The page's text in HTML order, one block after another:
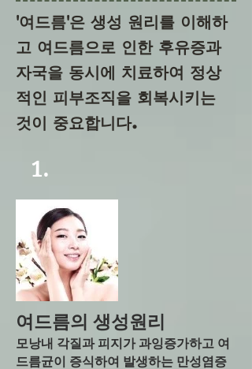
​'여드름'은 생성 원리를 이해하
고 여드름으로 인한 후유증과
자국을 동시에 치료하여 정상
적인 피부조직을 회복시키는
것이 중요합니다.
1.
여드름의 생성원리
모낭내 각질과 피지가 과잉증가하고 여
드름균이 증식하여 발생하는 만성염증